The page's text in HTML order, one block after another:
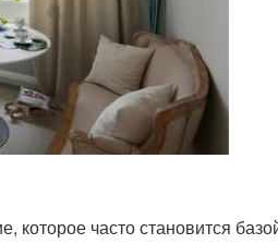
часто становится